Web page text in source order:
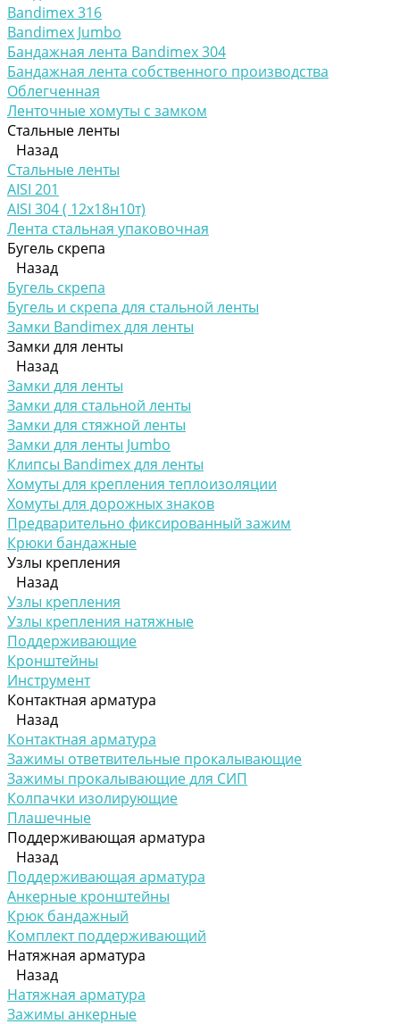
Bandimex 316
Bandimex Jumbo
Бандажная лента Bandimex 304
Бандажная лента собственного производства
Облегченная
Ленточные хомуты с замком
Стальные ленты
Назад
Стальные ленты
AISI 201
AISI 304 ( 12х18н10т)
Лента стальная упаковочная
Бугель скрепа
Назад
Бугель скрепа
Бугель и скрепа для стальной ленты
Замки Bandimex для ленты
Замки для ленты
Назад
Замки для ленты
Замки для стальной ленты
Замки для стяжной ленты
Замки для ленты Jumbo
Клипсы Bandimex для ленты
Хомуты для крепления теплоизоляции
Хомуты для дорожных знаков
Предварительно фиксированный зажим
Крюки бандажные
Узлы крепления
Назад
Узлы крепления
Узлы крепления натяжные
Поддерживающие
Кронштейны
Инструмент
Контактная арматура
Назад
Контактная арматура
Зажимы ответвительные прокалывающие
Зажимы прокалывающие для СИП
Колпачки изолирующие
Плашечные
Поддерживающая арматура
Назад
Поддерживающая арматура
Анкерные кронштейны
Крюк бандажный
Комплект поддерживающий
Натяжная арматура
Назад
Натяжная арматура
Зажимы анкерные